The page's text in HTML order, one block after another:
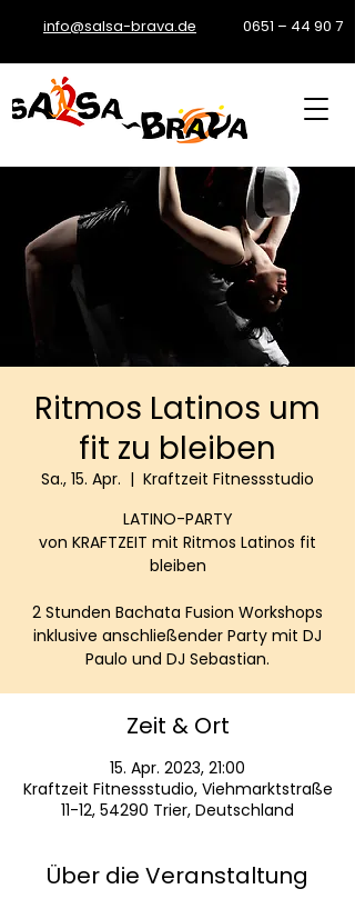
info@salsa-brava.de 0651 – 44 90 7
Ritmos Latinos um
fit zu bleiben
Sa., 15. Apr.
  |
Kraftzeit Fitnessstudio
LATINO-PARTY
von KRAFTZEIT mit Ritmos Latinos fit
bleiben
2 Stunden Bachata Fusion Workshops
inklusive anschließender Party mit DJ
Paulo und DJ Sebastian.
Zeit & Ort
15. Apr. 2023, 21:00
Kraftzeit Fitnessstudio, Viehmarktstraße
11-12, 54290 Trier, Deutschland
Über die Veranstaltung